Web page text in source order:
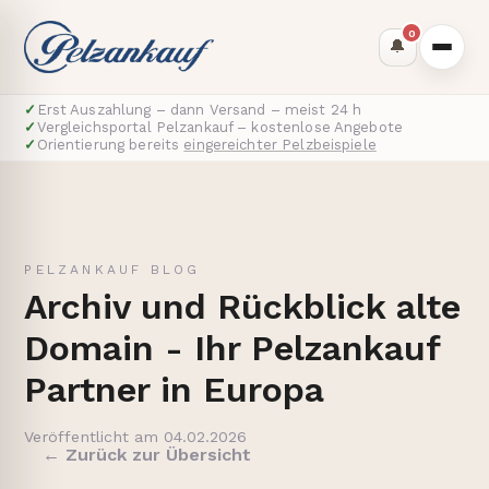
🔔
0
✓ Erst Auszahlung – dann Versand – meist 24 h
✓ Vergleichsportal Pelzankauf – kostenlose Angebote
✓ Orientierung bereits eingereichter Pelzbeispiele
PELZANKAUF BLOG
Archiv und Rückblick alte
Domain - Ihr Pelzankauf
Partner in Europa
Veröffentlicht am 04.02.2026
← Zurück zur Übersicht